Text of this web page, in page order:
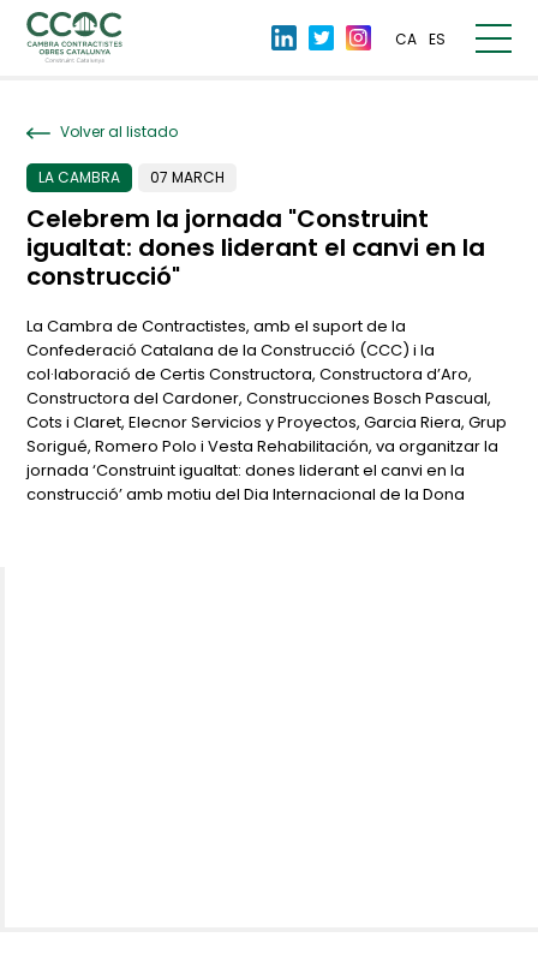
CA ES
Volver al listado
LA CAMBRA 07 MARCH
Celebrem la jornada "Construint
igualtat: dones liderant el canvi en la
construcció"
La Cambra de Contractistes, amb el suport de la
Confederació Catalana de la Construcció (CCC) i la
col·laboració de Certis Constructora, Constructora d’Aro,
Constructora del Cardoner, Construcciones Bosch Pascual,
Cots i Claret, Elecnor Servicios y Proyectos, Garcia Riera, Grup
Sorigué, Romero Polo i Vesta Rehabilitación, va organitzar la
jornada ‘Construint igualtat: dones liderant el canvi en la
construcció’ amb motiu del Dia Internacional de la Dona